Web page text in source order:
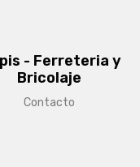
- Ferreteria y
Bricolaje
Contacto